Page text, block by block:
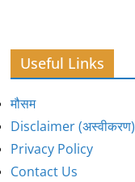
Useful Links
मौसम
Disclaimer (अस्वीकरण)
Privacy Policy
Contact Us